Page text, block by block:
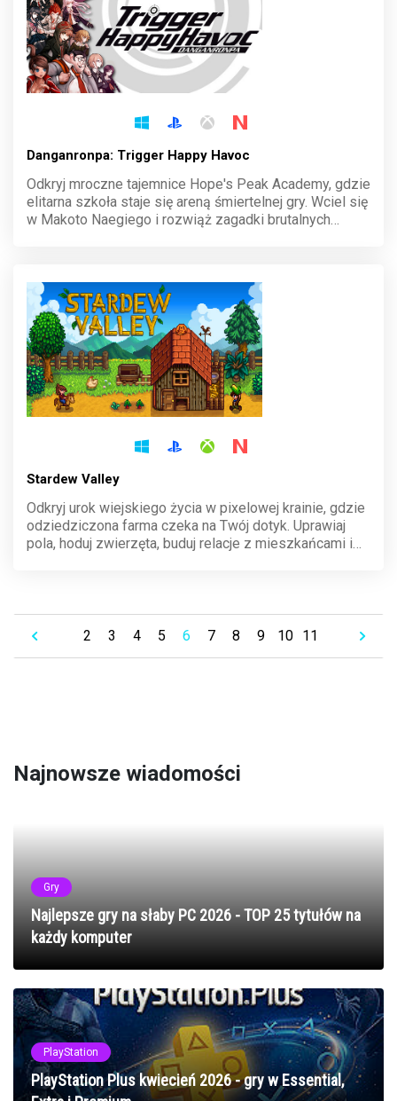
Danganronpa: Trigger Happy Havoc
Odkryj mroczne tajemnice Hope's Peak Academy, gdzie
elitarna szkoła staje się areną śmiertelnej gry. Wciel się
w Makoto Naegiego i rozwiąż zagadki brutalnych
Stardew Valley
Odkryj urok wiejskiego życia w pixelowej krainie, gdzie
odziedziczona farma czeka na Twój dotyk. Uprawiaj
pola, hoduj zwierzęta, buduj relacje z mieszkańcami i
2 3 4 5 6 7 8 9 10 11
Najnowsze wiadomości
Gry
Najlepsze gry na słaby PC 2026 - TOP 25 tytułów na
każdy komputer
PlayStation
PlayStation Plus kwiecień 2026 - gry w Essential,